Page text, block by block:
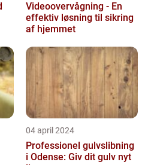
Videoovervågning - En
effektiv løsning til sikring
af hjemmet
04 april 2024
Professionel gulvslibning
i Odense: Giv dit gulv nyt